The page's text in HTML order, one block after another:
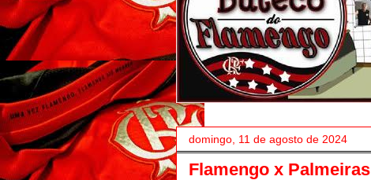
domingo, 11 de agosto de 2024
Flamengo x Palmeiras